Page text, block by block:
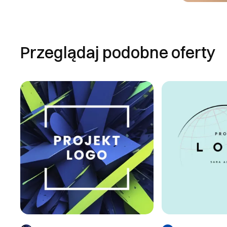
Przeglądaj podobne oferty